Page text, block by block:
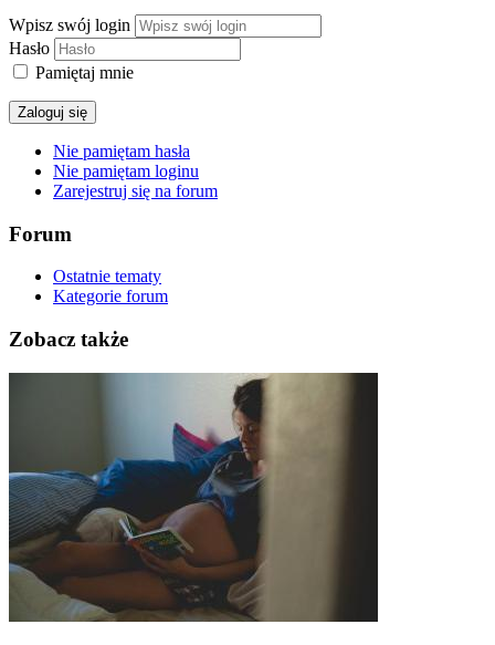
Wpisz swój login
Hasło
Pamiętaj mnie
Zaloguj się
Nie pamiętam hasła
Nie pamiętam loginu
Zarejestruj się na forum
Forum
Ostatnie tematy
Kategorie forum
Zobacz także